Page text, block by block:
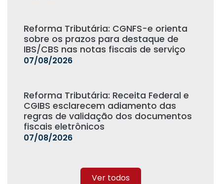
Reforma Tributária: CGNFS-e orienta
sobre os prazos para destaque de
IBS/CBS nas notas fiscais de serviço
07/08/2026
Reforma Tributária: Receita Federal e
CGIBS esclarecem adiamento das
regras de validação dos documentos
fiscais eletrônicos
07/08/2026
Ver todos